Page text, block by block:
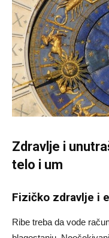
Zdravlje i
telo i um
Fizičko zdravlje i
Ribe treba da vode